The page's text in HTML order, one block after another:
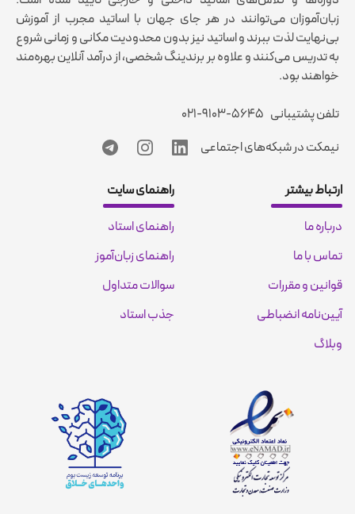
زبان‌آموزان می‌توانند در هر جای جهان با اساتید مجرب از آموزش
بی‌نهایت لذت ببرند و اساتید نیز بدون محدودیت مکانی و زمانی شروع
به تدریس می‌کنند و علاوه بر برندینگ شخصی، از درآمد آنلاین بهره‌مند
خواهند بود.
تلفن پشتیبانی ۰۲۱-۹۱۰۳-۵۶۴۵
نیمکت در شبکه‌های اجتماعی
ارتباط بیشتر
درباره ما
تماس با ما
قوانین و مقررات
آیین‌نامه انضباطی
وبلاگ
راهنمای سایت
راهنمای استاد
راهنمای زبان‌آموز
سوالات متداول
جذب استاد